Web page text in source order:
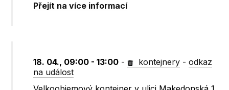
Přejít na více informací
18. 04., 09:00 - 13:00 - kontejnery -odkaz
na událost